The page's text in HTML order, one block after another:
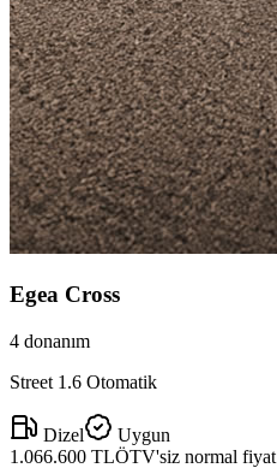
Egea Cross
4 donanım
Street 1.6 Otomatik
Dizel
Uygun
1.066.600 TLÖTV'siz normal fiyat